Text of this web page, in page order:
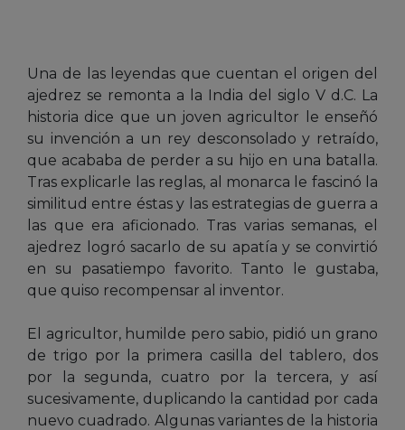
Una de las leyendas que cuentan el origen del
ajedrez se remonta a la India del siglo V d.C. La
historia dice que un joven agricultor le enseñó
su invención a un rey desconsolado y retraído,
que acababa de perder a su hijo en una batalla.
Tras explicarle las reglas, al monarca le fascinó la
similitud entre éstas y las estrategias de guerra a
las que era aficionado. Tras varias semanas, el
ajedrez logró sacarlo de su apatía y se convirtió
en su pasatiempo favorito. Tanto le gustaba,
que quiso recompensar al inventor.
El agricultor, humilde pero sabio, pidió un grano
de trigo por la primera casilla del tablero, dos
por la segunda, cuatro por la tercera, y así
sucesivamente, duplicando la cantidad por cada
nuevo cuadrado. Algunas variantes de la historia